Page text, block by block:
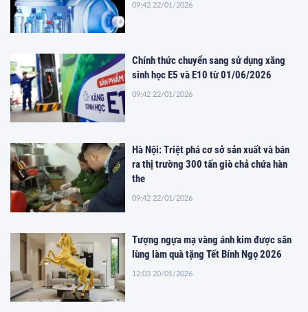
09:42 22/01/2026
Chính thức chuyển sang sử dụng xăng
sinh học E5 và E10 từ 01/06/2026
09:42 22/01/2026
Hà Nội: Triệt phá cơ sở sản xuất và bán
ra thị trường 300 tấn giò chả chứa hàn
the
09:42 22/01/2026
Tượng ngựa mạ vàng ánh kim được săn
lùng làm quà tặng Tết Bính Ngọ 2026
12:03 20/01/2026